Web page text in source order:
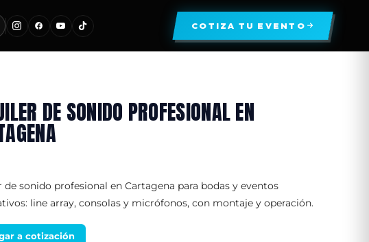
COTIZA TU EVENTO
DE SONIDO PROFESIONAL EN
de sonido profesional en Cartagena para bodas y eventos
line array, consolas y micrófonos, con montaje y operación.
a cotización